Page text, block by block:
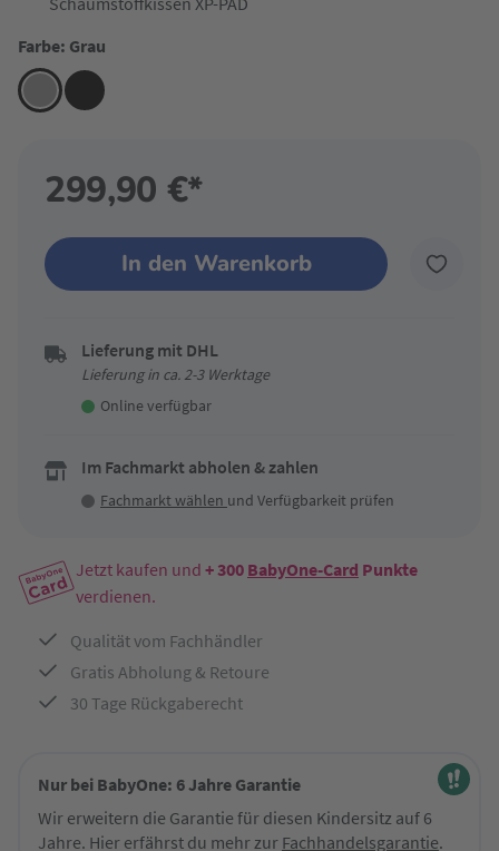
Farbe: Grau
299,90 €*
In den Warenkorb
Lieferung mit DHL
Lieferung in ca. 2-3 Werktage
Online verfügbar
Im Fachmarkt abholen & zahlen
Fachmarkt wählen und Verfügbarkeit prüfen
Jetzt kaufen und + 300 BabyOne-Card Punkte
verdienen.
Qualität vom Fachhändler
Gratis Abholung & Retoure
30 Tage Rückgaberecht
Nur bei BabyOne: 6 Jahre Garantie
Wir erweitern die Garantie für diesen Kindersitz auf 6
Jahre. Hier erfährst du mehr zur Fachhandelsgarantie.